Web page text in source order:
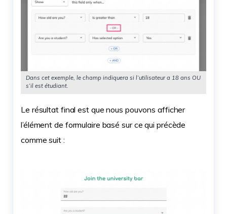
Dans cet exemple, le champ indiquera si l’utilisateur a 18 ans OU
s’il est étudiant.
Le résultat final est que nous pouvons afficher
l’élément de formulaire basé sur ce qui précède
comme suit :